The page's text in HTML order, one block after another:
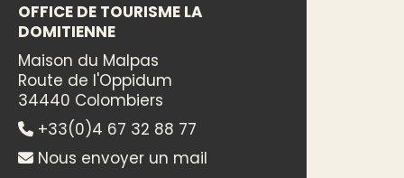
OFFICE DE TOURISME LA
DOMITIENNE
Maison du Malpas
Route de l'Oppidum
34440 Colombiers
+33(0)4 67 32 88 77
Nous envoyer un mail